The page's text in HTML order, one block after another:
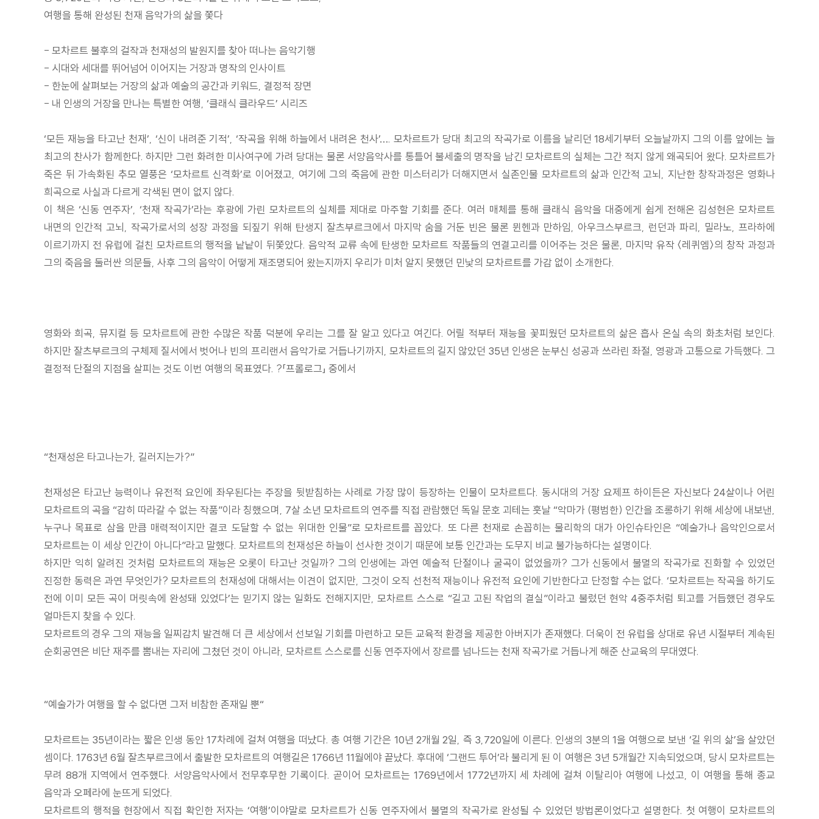
여행을 통해 완성된 천재 음악가의 삶을 쫓다
- 모차르트 불후의 걸작과 천재성의 발원지를 찾아 떠나는 음악기행
- 시대와 세대를 뛰어넘어 이어지는 거장과 명작의 인사이트
- 한눈에 살펴보는 거장의 삶과 예술의 공간과 키워드, 결정적 장면
- 내 인생의 거장을 만나는 특별한 여행, ‘클래식 클라우드’ 시리즈
‘모든 재능을 타고난 천재’, ‘신이 내려준 기적’, ‘작곡을 위해 하늘에서 내려온 천사’…. 모차르트가 당대 최고의 작곡가로 이름을 날리던 18세기부터 오늘날까지 그의 이름 앞에는 늘
최고의 찬사가 함께한다. 하지만 그런 화려한 미사여구에 가려 당대는 물론 서양음악사를 통틀어 불세출의 명작을 남긴 모차르트의 실체는 그간 적지 않게 왜곡되어 왔다. 모차르트가
죽은 뒤 가속화된 추모 열풍은 ‘모차르트 신격화’로 이어졌고, 여기에 그의 죽음에 관한 미스터리가 더해지면서 실존인물 모차르트의 삶과 인간적 고뇌, 지난한 창작과정은 영화나
희곡으로 사실과 다르게 각색된 면이 없지 않다.
이 책은 ‘신동 연주자’, ‘천재 작곡가’라는 후광에 가린 모차르트의 실체를 제대로 마주할 기회를 준다. 여러 매체를 통해 클래식 음악을 대중에게 쉽게 전해온 김성현은 모차르트
내면의 인간적 고뇌, 작곡가로서의 성장 과정을 되짚기 위해 탄생지 잘츠부르크에서 마지막 숨을 거둔 빈은 물론 뮌헨과 만하임, 아우크스부르크, 런던과 파리, 밀라노, 프라하에
이르기까지 전 유럽에 걸친 모차르트의 행적을 낱낱이 뒤쫓았다. 음악적 교류 속에 탄생한 모차르트 작품들의 연결고리를 이어주는 것은 물론, 마지막 유작 〈레퀴엠〉의 창작 과정과
그의 죽음을 둘러싼 의문들, 사후 그의 음악이 어떻게 재조명되어 왔는지까지 우리가 미처 알지 못했던 민낯의 모차르트를 가감 없이 소개한다.
영화와 희곡, 뮤지컬 등 모차르트에 관한 수많은 작품 덕분에 우리는 그를 잘 알고 있다고 여긴다. 어릴 적부터 재능을 꽃피웠던 모차르트의 삶은 흡사 온실 속의 화초처럼 보인다.
하지만 잘츠부르크의 구체제 질서에서 벗어나 빈의 프리랜서 음악가로 거듭나기까지, 모차르트의 길지 않았던 35년 인생은 눈부신 성공과 쓰라린 좌절, 영광과 고통으로 가득했다. 그
결정적 단절의 지점을 살피는 것도 이번 여행의 목표였다. ?「프롤로그」 중에서
“천재성은 타고나는가, 길러지는가?”
천재성은 타고난 능력이나 유전적 요인에 좌우된다는 주장을 뒷받침하는 사례로 가장 많이 등장하는 인물이 모차르트다. 동시대의 거장 요제프 하이든은 자신보다 24살이나 어린
모차르트의 곡을 “감히 따라갈 수 없는 작품”이라 칭했으며, 7살 소년 모차르트의 연주를 직접 관람했던 독일 문호 괴테는 훗날 “악마가 (평범한) 인간을 조롱하기 위해 세상에 내보낸,
누구나 목표로 삼을 만큼 매력적이지만 결코 도달할 수 없는 위대한 인물”로 모차르트를 꼽았다. 또 다른 천재로 손꼽히는 물리학의 대가 아인슈타인은 “예술가나 음악인으로서
모차르트는 이 세상 인간이 아니다”라고 말했다. 모차르트의 천재성은 하늘이 선사한 것이기 때문에 보통 인간과는 도무지 비교 불가능하다는 설명이다.
하지만 익히 알려진 것처럼 모차르트의 재능은 오롯이 타고난 것일까? 그의 인생에는 과연 예술적 단절이나 굴곡이 없었을까? 그가 신동에서 불멸의 작곡가로 진화할 수 있었던
진정한 동력은 과연 무엇인가? 모차르트의 천재성에 대해서는 이견이 없지만, 그것이 오직 선천적 재능이나 유전적 요인에 기반한다고 단정할 수는 없다. ‘모차르트는 작곡을 하기도
전에 이미 모든 곡이 머릿속에 완성돼 있었다’는 믿기지 않는 일화도 전해지지만, 모차르트 스스로 “길고 고된 작업의 결실”이라고 불렀던 현악 4중주처럼 퇴고를 거듭했던 경우도
얼마든지 찾을 수 있다.
모차르트의 경우 그의 재능을 일찌감치 발견해 더 큰 세상에서 선보일 기회를 마련하고 모든 교육적 환경을 제공한 아버지가 존재했다. 더욱이 전 유럽을 상대로 유년 시절부터 계속된
순회공연은 비단 재주를 뽐내는 자리에 그쳤던 것이 아니라, 모차르트 스스로를 신동 연주자에서 장르를 넘나드는 천재 작곡가로 거듭나게 해준 산교육의 무대였다.
“예술가가 여행을 할 수 없다면 그저 비참한 존재일 뿐“
모차르트는 35년이라는 짧은 인생 동안 17차례에 걸쳐 여행을 떠났다. 총 여행 기간은 10년 2개월 2일, 즉 3,720일에 이른다. 인생의 3분의 1을 여행으로 보낸 ‘길 위의 삶’을 살았던
셈이다. 1763년 6월 잘츠부르크에서 출발한 모차르트의 여행길은 1766년 11월에야 끝났다. 후대에 ‘그랜드 투어’라 불리게 된 이 여행은 3년 5개월간 지속되었으며, 당시 모차르트는
무려 88개 지역에서 연주했다. 서양음악사에서 전무후무한 기록이다. 곧이어 모차르트는 1769년에서 1772년까지 세 차례에 걸쳐 이탈리아 여행에 나섰고, 이 여행을 통해 종교
음악과 오페라에 눈뜨게 되었다.
모차르트의 행적을 현장에서 직접 확인한 저자는 ‘여행’이야말로 모차르트가 신동 연주자에서 불멸의 작곡가로 완성될 수 있었던 방법론이었다고 설명한다. 첫 여행이 모차르트의